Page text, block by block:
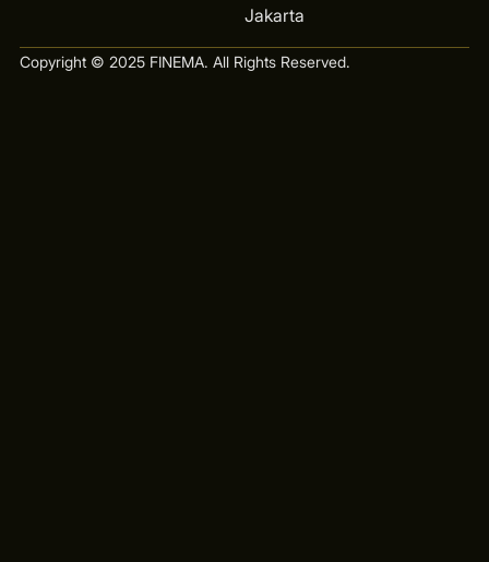
Jakarta
Copyright © 2025 FINEMA. All Rights Reserved.